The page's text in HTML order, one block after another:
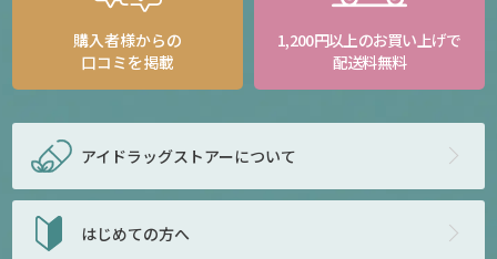
購入者様からの
口コミを掲載
1,200円以上のお買い上げで
配送料無料
アイドラッグストアーについて
はじめての方へ